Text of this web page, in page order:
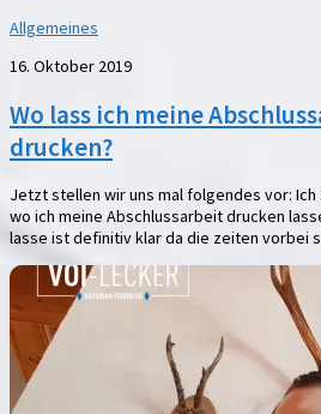
Allgemeines
16. Oktober 2019
Wo lass ich meine
drucken?
Jetzt stellen wir uns mal folgendes vor:
wo ich meine Abschlussarbeit drucken
lasse ist definitiv klar da die zeiten vorbei